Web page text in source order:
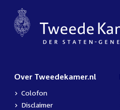
Over Tweedekamer.nl
Colofon
Disclaimer